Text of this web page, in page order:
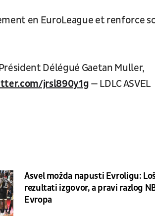
en EuroLeague et renforce
Délégué Gaetan Muller,
jrsl890y1g — LDLC ASVEL
Asvel možda napusti Evroligu:
rezultati izgovor, a pravi razlog
Evropa